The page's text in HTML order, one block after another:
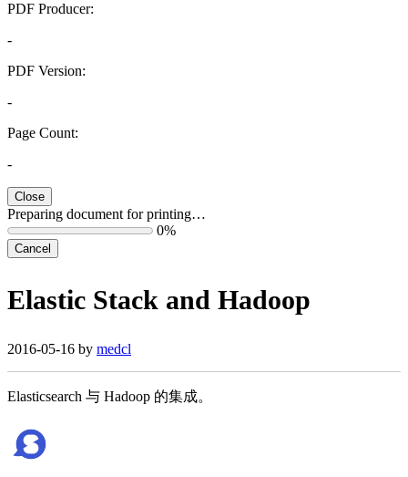
PDF Producer:
-
PDF Version:
-
Page Count:
-
Close
Preparing document for printing…
0%
Cancel
Elastic Stack and Hadoop
2016-05-16 by medcl
Elasticsearch 与 Hadoop 的集成。